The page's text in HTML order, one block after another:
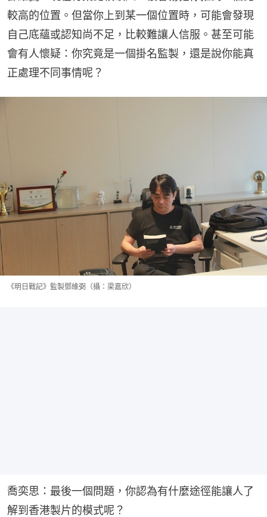
較高的位置。但當你上到某一個位置時，可能會發現
自己底蘊或認知尚不足，比較難讓人信服。甚至可能
會有人懷疑：你究竟是一個掛名監製，還是說你能真
正處理不同事情呢？
《明日戰記》監製鄧維弼（攝：梁嘉欣）
喬奕思：最後一個問題，你認為有什麼途徑能讓人了
解到香港製片的模式呢？